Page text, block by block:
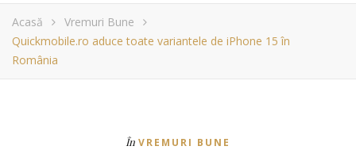
Acasă
Vremuri Bune
Quickmobile.ro aduce toate variantele de iPhone 15 în
România
În VREMURI BUNE